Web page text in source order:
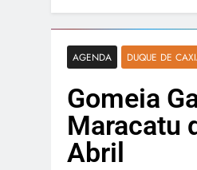
AGENDA DUQUE DE
Gomeia
Maracatu
Abril